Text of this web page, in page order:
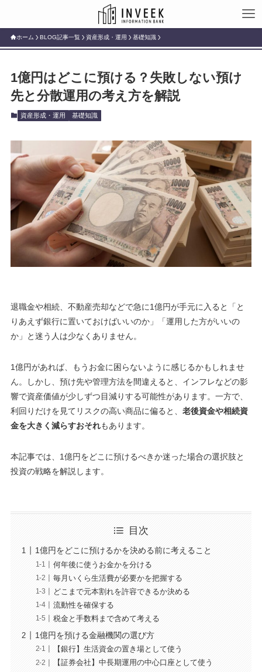
ホーム BLOG記事一覧 資産形成・運用 基礎知識
1億円はどこに預ける？失敗しない預け
先と分散運用の考え方を解説
資産形成・運用 基礎知識
退職金や相続、不動産売却などで急に1億円が手元に入ると「と
りあえず銀行に置いておけばいいのか」「運用した方がいいの
か」と迷う人は少なくありません。
1億円があれば、もうお金に困らないように感じるかもしれませ
ん。しかし、預け先や管理方法を間違えると、インフレなどの影
響で資産価値が少しずつ目減りする可能性があります。一方で、
利回りだけを見てリスクの高い商品に偏ると、 老後資金や相続資
金を大きく減らすおそれもあります。
本記事では、1億円をどこに預けるべきか迷った場合の選択肢と
投資の戦略を解説します。
目次
1億円をどこに預けるかを決める前に考えること
何年後に使うお金かを分ける
毎月いくら生活費が必要かを把握する
どこまで元本割れを許容できるか決める
流動性を確保する
税金と手数料まで含めて考える
1億円を預ける金融機関の選び方
【銀行】生活資金の置き場として使う
【証券会社】中長期運用の中心口座として使う